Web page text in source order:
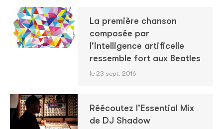
La première chanson
composée par
l'intelligence artificelle
ressemble fort aux Beatles
le 23 sept. 2016
Réécoutez l'Essential Mix
de DJ Shadow